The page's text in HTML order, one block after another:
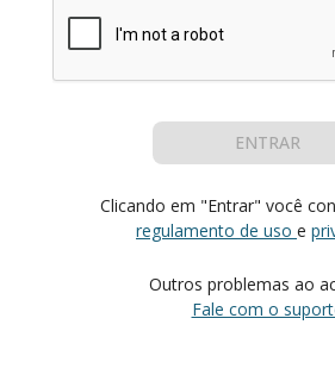
ENTRAR
Clicando em "Entrar" você
regulamento de uso e
Outros problemas ao
Fale com o